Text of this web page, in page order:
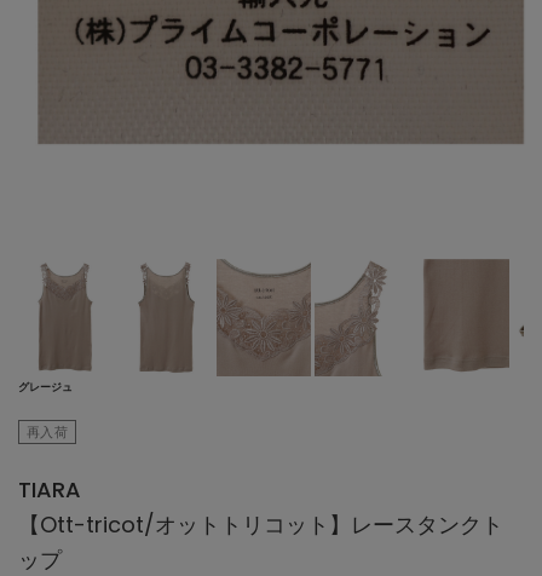
グレージュ
再入荷
TIARA
【Ott-tricot/オットトリコット】レースタンクト
ップ